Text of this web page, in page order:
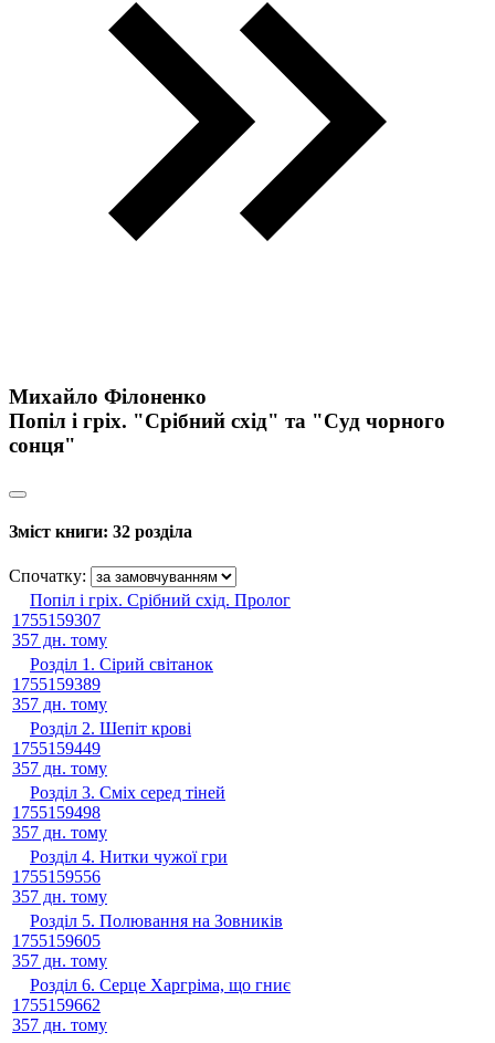
Михайло Філоненко
Попіл і гріх. "Срібний схід" та "Суд чорного
сонця"
Зміст книги: 32 розділа
Спочатку:
Попіл і гріх. Срібний схід. Пролог
1755159307
357 дн. тому
Розділ 1. Сірий світанок
1755159389
357 дн. тому
Розділ 2. Шепіт крові
1755159449
357 дн. тому
Розділ 3. Сміх серед тіней
1755159498
357 дн. тому
Розділ 4. Нитки чужої гри
1755159556
357 дн. тому
Розділ 5. Полювання на Зовників
1755159605
357 дн. тому
Розділ 6. Серце Харгріма, що гниє
1755159662
357 дн. тому